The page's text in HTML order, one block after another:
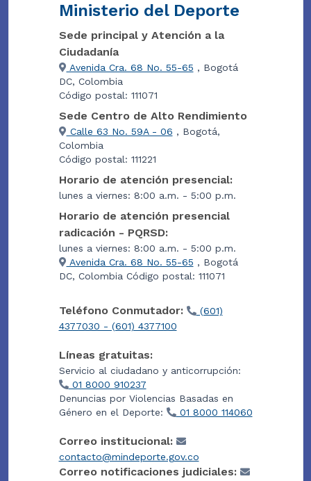
Ministerio del Deporte
Sede principal y Atención a la
Ciudadanía
Avenida Cra. 68 No. 55-65 , Bogotá
DC, Colombia
Código postal: 111071
Sede Centro de Alto Rendimiento
Calle 63 No. 59A - 06 , Bogotá,
Colombia
Código postal: 111221
Horario de atención presencial:
lunes a viernes: 8:00 a.m. - 5:00 p.m.
Horario de atención presencial
radicación - PQRSD:
lunes a viernes: 8:00 a.m. - 5:00 p.m.
Avenida Cra. 68 No. 55-65 , Bogotá
DC, Colombia Código postal: 111071
Teléfono Conmutador:
(601)
4377030 - (601) 4377100
Líneas gratuitas:
Servicio al ciudadano y anticorrupción:
01 8000 910237
Denuncias por Violencias Basadas en
Género en el Deporte:
01 8000 114060
Correo institucional:
contacto@mindeporte.gov.co
Correo notificaciones judiciales: